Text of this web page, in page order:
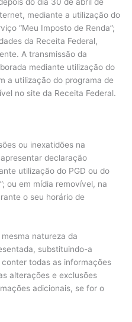
mediante a utilização do
“Meu Imposto de Renda”;
da Receita Federal,
A transmissão da
mediante utilização do
a utilização do programa de
no site da Receita Federal.
ou inexatidões na
declaração
utilização do PGD ou do
ou em mídia removível, na
o seu horário de
natureza da
substituindo-a
todas as informações
alterações e exclusões
adicionais, se for o